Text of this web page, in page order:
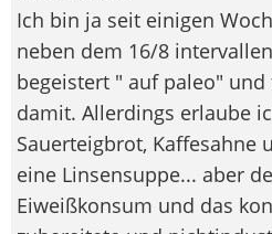
Ich bin ja seit einigen
neben dem 16/8
begeistert " auf paleo"
damit. Allerdings erlaube
Sauerteigbrot, Kaffesahne
eine Linsensuppe... aber
Eiweißkonsum und das